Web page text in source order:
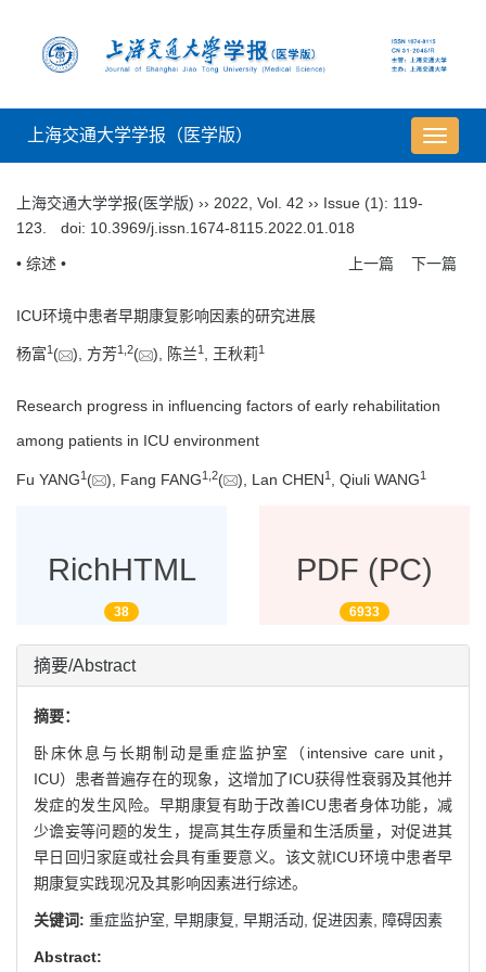
导
航
上海交通大学学报（医学版）
上海交通大学学报(医学版) ›› 2022 Vol. 42 ›› Issue (1): 119-
123.
doi: 10.3969/j.issn.1674-8115.2022.01.018
• 综述 • 上一篇 下一篇
ICU环境中患者早期康复影响因素的研究进展
杨富1 ( ), 方芳1 2( ), 陈兰1 , 王秋莉1
Research progress in influencing factors of early rehabilitation
among patients in ICU environment
Fu YANG1 ( ), Fang FANG1 2( ), Lan CHEN1 , Qiuli WANG1
RichHTML
38
PDF (PC)
6933
摘要/Abstract
摘要：
卧床休息与长期制动是重症监护室（intensive care unit，
ICU）患者普遍存在的现象，这增加了ICU获得性衰弱及其他并
发症的发生风险。早期康复有助于改善ICU患者身体功能，减
少谵妄等问题的发生，提高其生存质量和生活质量，对促进其
早日回归家庭或社会具有重要意义。该文就ICU环境中患者早
期康复实践现况及其影响因素进行综述。